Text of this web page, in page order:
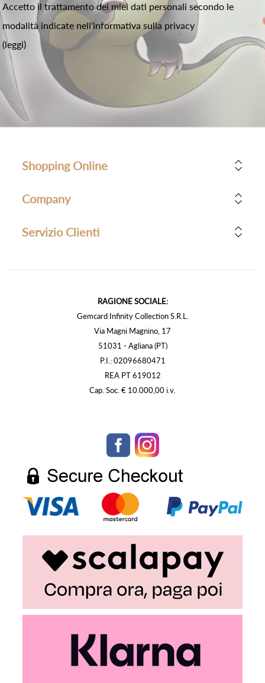
Accetto il trattamento dei miei dati personali secondo le
modalità indicate nell'informativa sulla privacy
(leggi)
Shopping Online
Company
Servizio Clienti
RAGIONE SOCIALE:
Gemcard Infinity Collection S.R.L.
Via Magni Magnino, 17
51031 - Agliana (PT)
P.I.: 02096680471
REA PT 619012
Cap. Soc. € 10.000,00 i.v.